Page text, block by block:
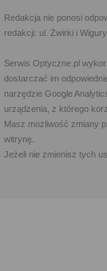
Redakcja nie ponosi
redakcji: ul. Żwirki i
Serwis Optyczne.pl
dostarczać im
narzędzie Google
urządzenia, z którego
Masz możliwość zmiany
witrynę.
Jeżeli nie zmienisz tych